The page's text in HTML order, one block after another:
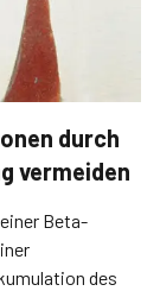
durch
vermeiden
Beta-
des